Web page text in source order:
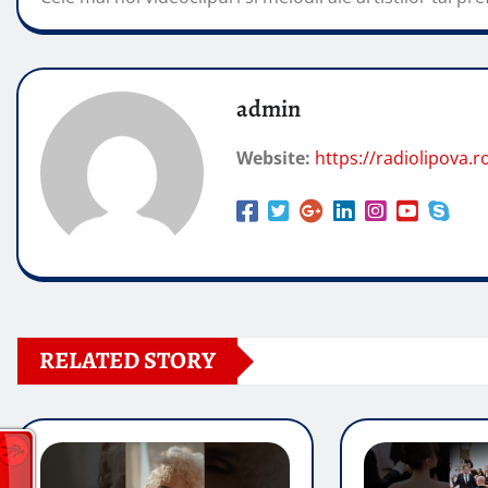
admin
Website: https://
RELATED STORY